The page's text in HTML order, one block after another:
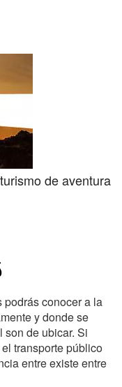
de aventura
conocer a la
y donde se
de ubicar. Si
transporte público
entre existe entre